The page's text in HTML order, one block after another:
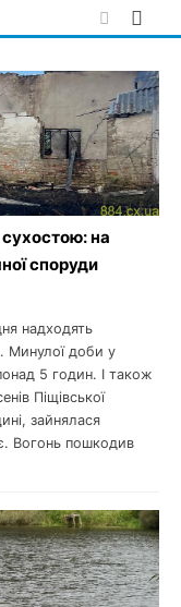
на
споруди
надходять
Минулої доби у
5 годин. І також
Піщівської
зайнялася
Вогонь пошкодив